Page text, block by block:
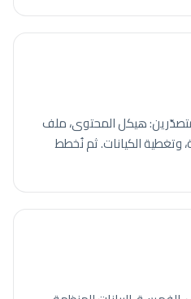
هيكل المحتوى، ملف
وتغطية الكيانات. ثم نُخطط